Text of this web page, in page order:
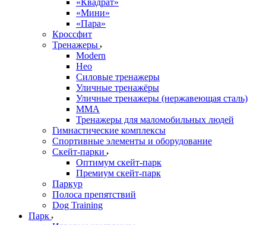
«Квадрат»
«Мини»
«Пара»
Кроссфит
Тренажеры
Modern
Нео
Силовые тренажеры
Уличные тренажёры
Уличные тренажеры (нержавеющая сталь)
ММА
Тренажеры для маломобильных людей
Гимнастические комплексы
Спортивные элементы и оборудование
Скейт-парки
Оптимум скейт-парк
Премиум скейт-парк
Паркур
Полоса препятствий
Dog Training
Парк